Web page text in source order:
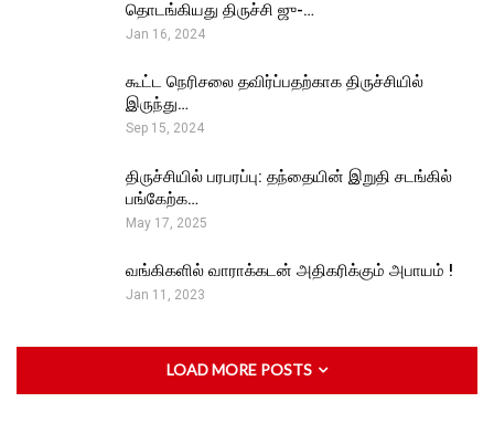
தொடங்கியது திருச்சி ஜு-…
Jan 16, 2024
கூட்ட நெரிசலை தவிர்ப்பதற்காக திருச்சியில்
இருந்து…
Sep 15, 2024
திருச்சியில் பரபரப்பு: தந்தையின் இறுதி சடங்கில்
பங்கேற்க…
May 17, 2025
வங்கிகளில் வாராக்கடன் அதிகரிக்கும் அபாயம் !
Jan 11, 2023
LOAD MORE POSTS